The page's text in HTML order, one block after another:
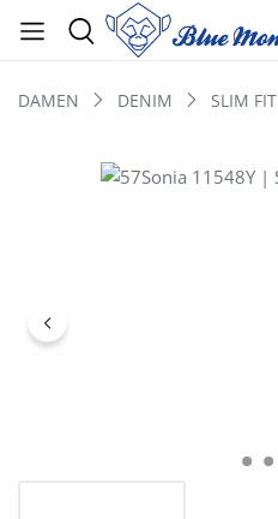
DAMEN DENIM SLIM FIT
Bildergalerie überspringen